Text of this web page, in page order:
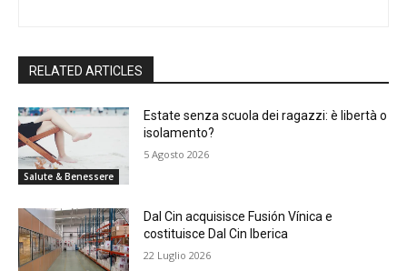
RELATED ARTICLES
Salute & Benessere
Estate senza scuola dei ragazzi: è libertà o
isolamento?
5 Agosto 2026
Dal Cin acquisisce Fusión Vínica e
costituisce Dal Cin Iberica
22 Luglio 2026